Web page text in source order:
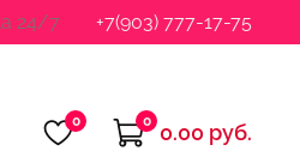
24/7 +7(903) 777-17-75
0 0 0.00 руб.